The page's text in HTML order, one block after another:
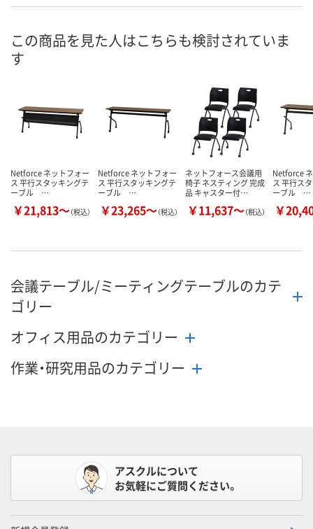
お申込番
在庫 直送品 直送品 直送品
数量 数量
カゴへ
数量
この商品を見た人はこちらも検討されていま
す
Netforce ネットフォー
ス 平行スタッキングテ
ーブル …
￥21,813～（税込）
Netforce ネットフォー
ス 平行スタッキングテ
ーブル …
￥23,265～（税込）
ネットフォース会議用
椅子 ネスティング 完成
品 キャスター付…
￥11,637～（税込）
Netforce
ス 平行ス
ーブル …
￥
会議テーブル/ミーティングテーブルのカテ
ゴリー
オフィス用品のカテゴリー
作業・研究用品のカテゴリー
アスクルについて
お気軽にご質問ください。